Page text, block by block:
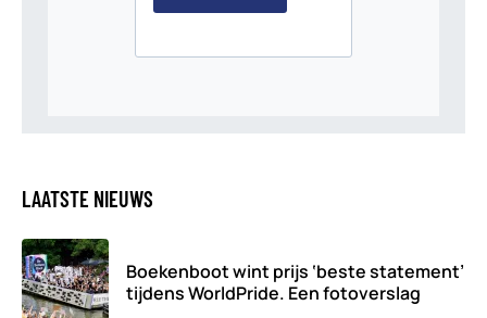
LAATSTE NIEUWS
Boekenboot wint prijs ‘beste statement’
tijdens WorldPride. Een fotoverslag